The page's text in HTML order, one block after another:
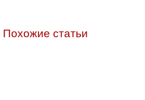
Похожие статьи